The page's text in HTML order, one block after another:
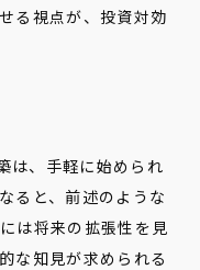
る視点が、投資対効
は、手軽に始められ
ると、前述のような
は将来の拡張性を見
な知見が求められる